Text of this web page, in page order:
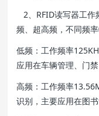
2、RFID读写器工作
频、超高频，不同频
低频：工作频率
应用在车辆管理、门
高频：工作频率
识别，主要应用在图